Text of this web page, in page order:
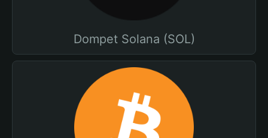
Dompet Solana (SOL)